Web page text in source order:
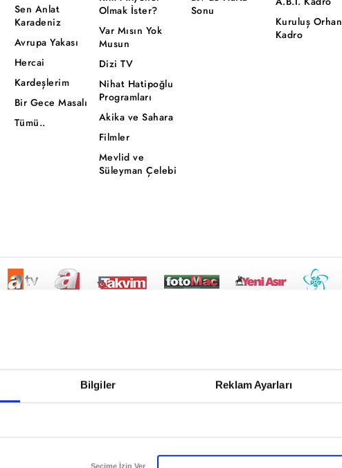
Bilgiler Reklam Ayarları
Seçime İzin Ver
Sen Anlat
Karadeniz
Avrupa Yakası
Hercai
Kardeşlerim
Bir Gece Masalı
Tümü..
Olmak İster?
Var Mısın Yok
Musun
Dizi TV
Nihat Hatipoğlu
Programları
Akika ve Sahara
Filmler
Mevlid ve
Süleyman Çelebi
Sonu
Kuruluş Orhan
Kadro